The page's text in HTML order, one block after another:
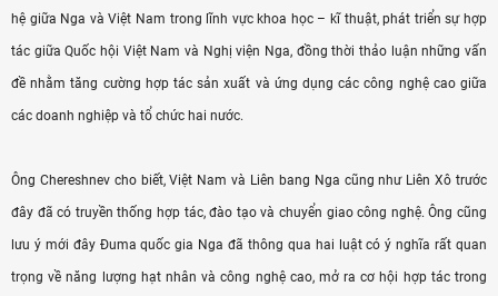
hệ giữa Nga và Việt Nam trong lĩnh vực khoa học – kĩ thuật, phát triển sự hợp
tác giữa Quốc hội Việt Nam và Nghị viện Nga, đồng thời thảo luận những vấn
đề nhằm tăng cường hợp tác sản xuất và ứng dụng các công nghệ cao giữa
các doanh nghiệp và tổ chức hai nước.
Ông Chereshnev cho biết, Việt Nam và Liên bang Nga cũng như Liên Xô trước
đây đã có truyền thống hợp tác, đào tạo và chuyển giao công nghệ. Ông cũng
lưu ý mới đây Đuma quốc gia Nga đã thông qua hai luật có ý nghĩa rất quan
trọng về năng lượng hạt nhân và công nghệ cao, mở ra cơ hội hợp tác trong